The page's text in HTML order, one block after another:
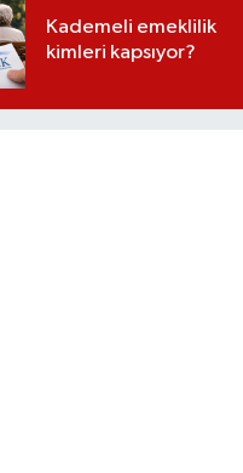
Kademeli emeklilik
kimleri kapsıyor?